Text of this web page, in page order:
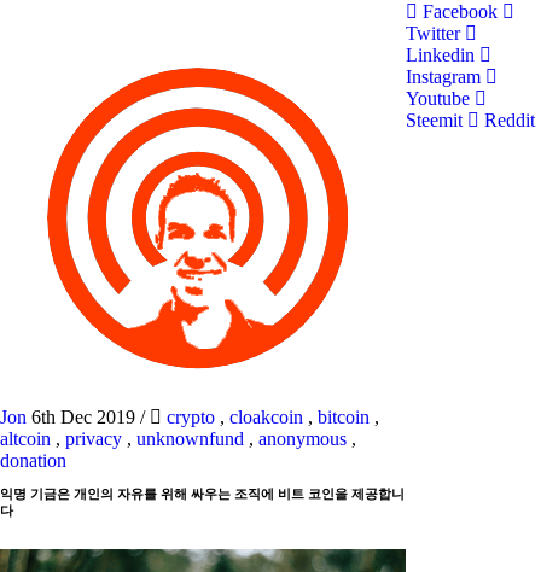
Jon 6th Dec 2019 / crypto , cloakcoin , bitcoin ,
altcoin , privacy , unknownfund , anonymous ,
donation
익명 기금은 개인의 자유를 위해 싸우는 조직에 비트 코인을 제공합니
다
Facebook
Twitter
Linkedin
Instagram
Youtube
Steemit
Reddit